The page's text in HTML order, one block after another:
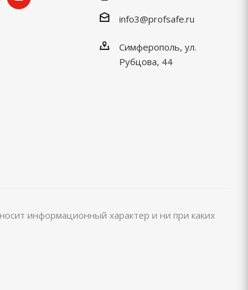
info3@profsafe.ru
Симферополь, ул.
Рубцова, 44
информационный характер и ни при каких